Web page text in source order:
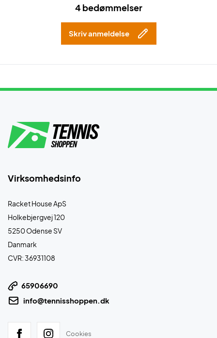
4 bedømmelser
Skriv anmeldelse
Virksomhedsinfo
Racket House ApS
Holkebjergvej 120
5250 Odense SV
Danmark
CVR: 36931108
65906690
info@tennisshoppen.dk
Cookies